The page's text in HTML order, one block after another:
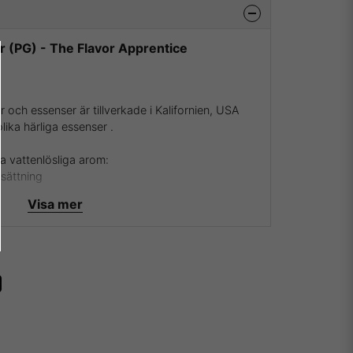
(PG) - The Flavor Apprentice
och essenser är tillverkade i Kalifornien, USA
härliga essenser .
vattenlösliga arom:
Visa mer